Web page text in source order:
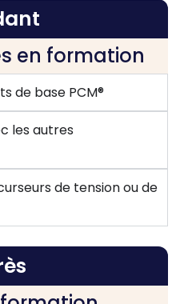
en formation
de base PCM®
les autres
de tension ou de